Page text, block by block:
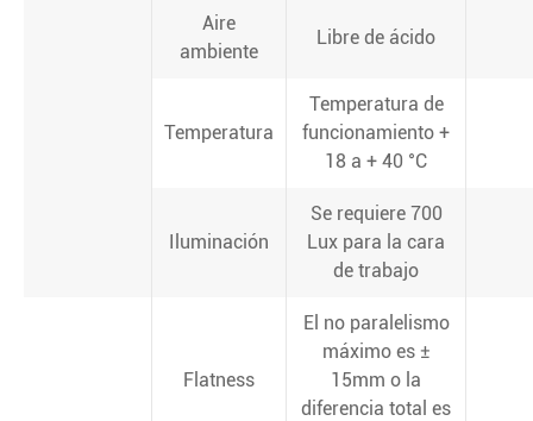
Aire
ambiente
Libre de ácido
Temperatura
Temperatura de
funcionamiento +
18 a + 40 °C
Iluminación
Se requiere 700
Lux para la cara
de trabajo
Flatness
El no paralelismo
máximo es ±
15mm o la
diferencia total es